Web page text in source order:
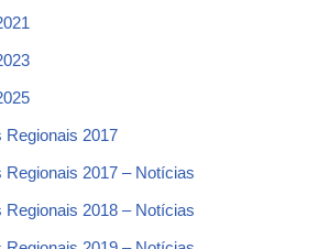
Regionais 2017
Regionais 2017 – Notícias
Regionais 2018 – Notícias